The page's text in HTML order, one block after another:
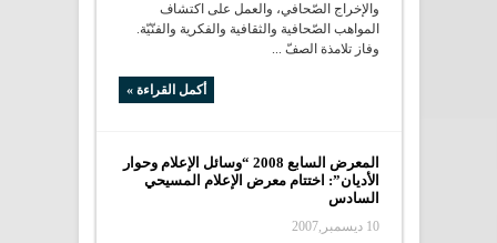
والإخراج الصّحافي، والعمل على اكتشاف
المواهب الصّحافية والثقافية والفكرية والفنّيّة.
وفاز تلامذة الصفّ ...
أكمل القراءة »
المعرض السابع 2008 “وسائل الإعلام وحوار
الأديان”: اختتام معرض الإعلام المسيحي
السادس
10 ديسمبر,2007